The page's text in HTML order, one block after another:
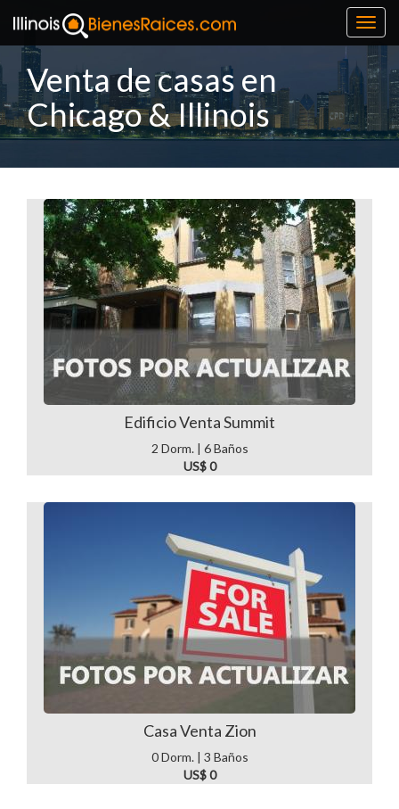
Venta de casas en
Chicago & Illinois
Edificio Venta Summit
2 Dorm. | 6 Baños
US$ 0
Casa Venta Zion
0 Dorm. | 3 Baños
US$ 0